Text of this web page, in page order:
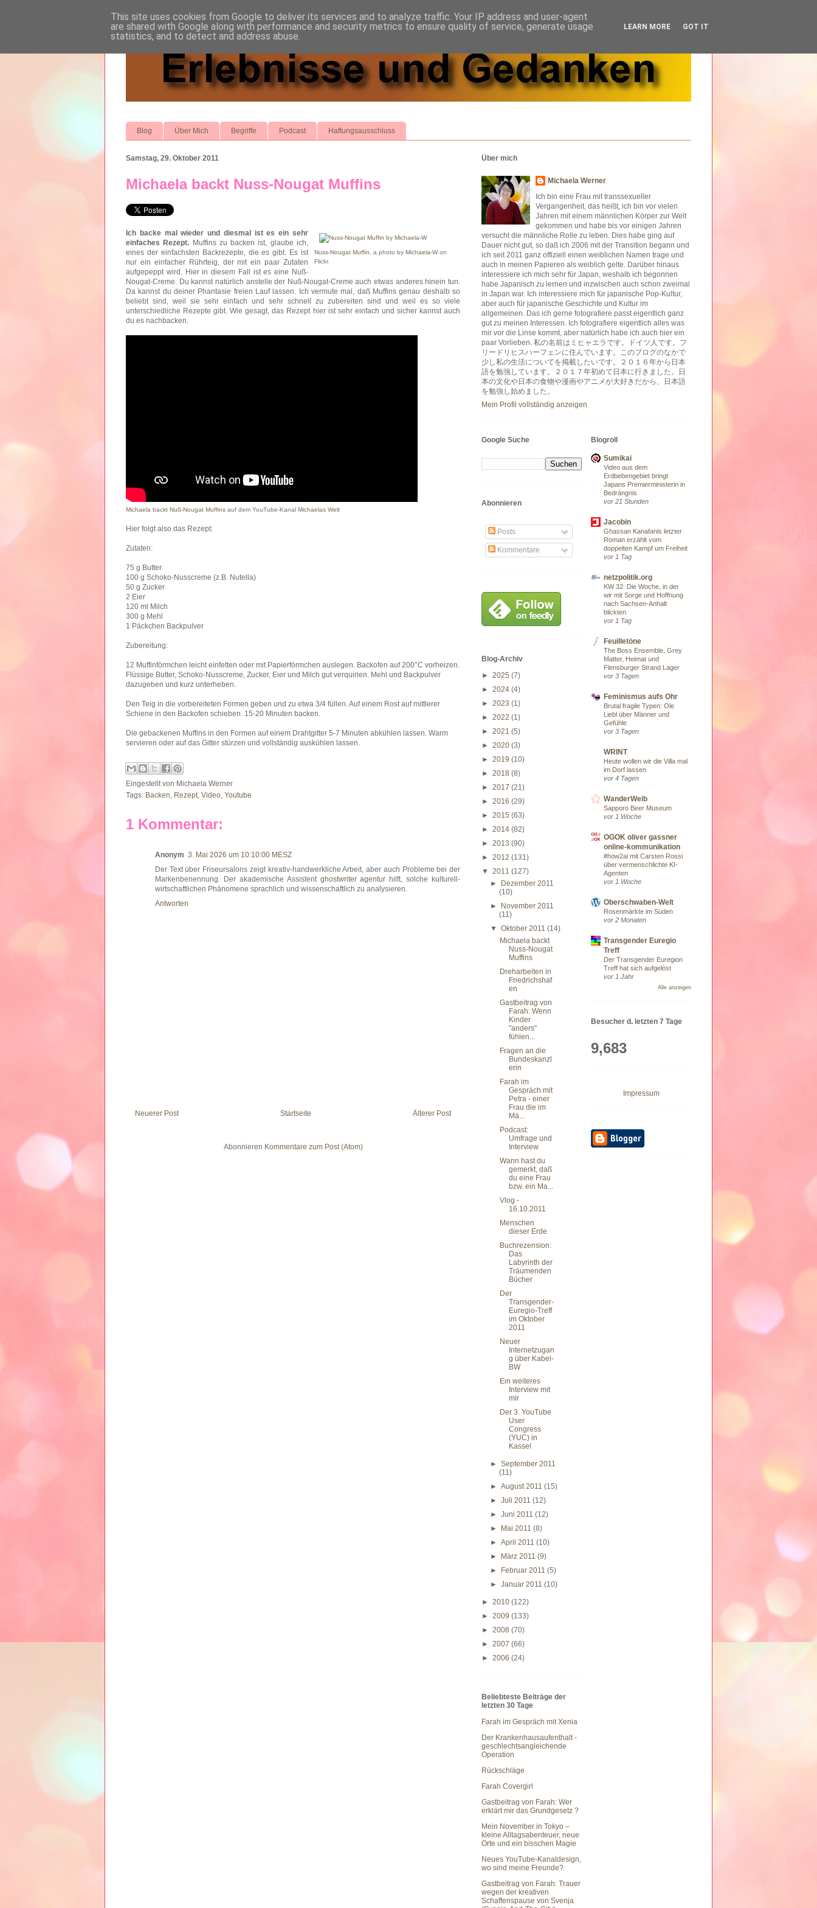
Blog Über Mich Begriffe Podcast Haftungsausschluss
Samstag, 29. Oktober 2011
Michaela backt Nuss-Nougat Muffins
Nuss-Nougat Muffin , a photo by Michaela-Won
Flickr.
Ich backe mal wieder und diesmal ist es ein sehr
einfaches Rezept. Muffins zu backen ist, glaube ich,
eines der einfachsten Backrezepte, die es gibt. Es ist
nur ein einfacher Rührteig, der mit ein paar Zutaten
aufgepeppt wird. Hier in diesem Fall ist es eine Nuß-
Nougat-Creme. Du kannst natürlich anstelle der Nuß-Nougat-Creme auch etwas anderes hinein tun.
Da kannst du deiner Phantasie freien Lauf lassen. Ich vermute mal, daß Muffins genau deshalb so
beliebt sind, weil sie sehr einfach und sehr schnell zu zubereiten sind und weil es so viele
unterschiedliche Rezepte gibt. Wie gesagt, das Rezept hier ist sehr einfach und sicher kannst auch
du es nachbacken.
Michaela backt Nuß-Nougat Muffins auf dem YouTube-Kanal Michaelas Welt
Hier folgt also das Rezept:
Zutaten:
75 g Butter
100 g Schoko-Nusscreme (z.B. Nutella)
50 g Zucker
2 Eier
120 ml Milch
300 g Mehl
1 Päckchen Backpulver
Zubereitung:
12 Muffinförmchen leicht einfetten oder mit Papierförmchen auslegen. Backofen auf 200°C vorheizen.
Flüssige Butter, Schoko-Nusscreme, Zucker, Eier und Milch gut verquirlen. Mehl und Backpulver
dazugeben und kurz unterheben.
Den Teig in die vorbereiteten Formen geben und zu etwa 3/4 füllen. Auf einem Rost auf mittlerer
Schiene in den Backofen schieben. 15-20 Minuten backen.
Die gebackenen Muffins in den Formen auf einem Drahtgitter 5-7 Minuten abkühlen lassen. Warm
servieren oder auf das Gitter stürzen und vollständig auskühlen lassen.
Eingestellt von Michaela Werner
Tags: Backen Rezept Video Youtube
1 Kommentar:
Anonym 3. Mai 2026 um 10:10:00 MESZ
Der Text über Friseursalons zeigt kreativ-handwerkliche Arbeit, aber auch Probleme bei der
Markenbenennung. Der akademische Assistent ghostwriter agentur hilft, solche kulturell-
wirtschaftlichen Phänomene sprachlich und wissenschaftlich zu analysieren.
Antworten
Neuerer Post Älterer Post
Startseite
Abonnieren Kommentare zum Post (Atom)
Über mich
Michaela Werner
Ich bin eine Frau mit transsexueller
Vergangenheit, das heißt, ich bin vor vielen
Jahren mit einem männlichen Körper zur Welt
gekommen und habe bis vor einigen Jahren
versucht die männliche Rolle zu leben. Dies habe ging auf
Dauer nicht gut, so daß ich 2006 mit der Transition begann und
ich seit 2011 ganz offiziell einen weiblichen Namen trage und
auch in meinen Papieren als weiblich gelte. Darüber hinaus
interessiere ich mich sehr für Japan, weshalb ich begonnen
habe Japanisch zu lernen und inzwischen auch schon zweimal
in Japan war. Ich interessiere mich für japanische Pop-Kultur,
aber auch für japanische Geschichte und Kultur im
allgemeinen. Das ich gerne fotografiere passt eigentlich ganz
gut zu meinen Interessen. Ich fotografiere eigentlich alles was
mir vor die Linse kommt, aber natürlich habe ich auch hier ein
paar Vorlieben. 私の名前はミヒャエラです。ドイツ人です。フ
リードリヒスハーフェンに住んでいます。このブログのなかで
少し私の生活についてを掲載したいです。２０１６年から日本
語を勉強しています。２０１７年初めて日本に行きました。日
本の文化や日本の食物や漫画やアニメが大好きだから、日本語
を勉強し始めました。
Mein Profil vollständig anzeigen
Google Suche
Abonnieren
Posts
Kommentare
Blog-Archiv
► 2025 (7)
► 2024 (4)
► 2023 (1)
► 2022 (1)
► 2021 (5)
► 2020 (3)
► 2019 (10)
► 2018 (8)
► 2017 (21)
► 2016 (29)
► 2015 (63)
► 2014 (82)
► 2013 (90)
► 2012 (131)
▼ 2011 (127)
►
Dezember 2011
(10)
►
November 2011
(11)
▼Oktober 2011(14)
Michaela backt
Nuss-Nougat
Muffins
Dreharbeiten in
Friedrichshaf
en
Gastbeitrag von
Farah: Wenn
Kinder
"anders"
fühlen...
Fragen an die
Bundeskanzl
erin
Farah im
Gespräch mit
Petra - einer
Frau die im
Mä...
Podcast:
Umfrage und
Interview
Wann hast du
gemerkt, daß
du eine Frau
bzw. ein Ma...
Vlog -
16.10.2011
Menschen
dieser Erde
Buchrezension:
Das
Labyrinth der
Träumenden
Bücher
Der
Transgender-
Euregio-Treff
im Oktober
2011
Neuer
Internetzugan
g über Kabel-
BW
Ein weiteres
Interview mit
mir
Der 3. YouTube
User
Congress
(YUC) in
Kassel
►September 2011
(11)
►August 2011(15)
►Juli 2011(12)
►Juni 2011(12)
►
Mai 2011(8)
►April 2011(10)
►
März 2011(9)
►
Februar 2011(5)
►Januar 2011(10)
► 2010 (122)
► 2009 (133)
► 2008 (70)
► 2007 (66)
► 2006 (24)
Beliebteste Beiträge der
letzten 30 Tage
Farah im Gespräch mit Xenia
Der Krankenhausaufenthalt -
geschlechtsangleichende
Operation
Rückschläge
Farah Covergirl
Gastbeitrag von Farah: Wer
erklärt mir das Grundgesetz ?
Mein November in Tokyo –
kleine Alltagsabenteuer, neue
Orte und ein bisschen Magie
Neues YouTube-Kanaldesign,
wo sind meine Freunde?
Gastbeitrag von Farah: Trauer
wegen der kreativen
Schaffenspause von Svenja
Blogroll
Sumikai
Video aus dem
Erdbebengebiet bringt
Japans Premierministerin in
Bedrängnis
vor 21 Stunden
Jacobin
Ghassan Kanafanis letzter
Roman erzählt vom
doppelten Kampf um Freiheit
vor 1 Tag
netzpolitik.org
KW 32: Die Woche, in der
wir mit Sorge und Hoffnung
nach Sachsen-Anhalt
blickten
vor 1 Tag
Feuilletöne
The Boss Ensemble, Grey
Matter, Heimat und
Flensburger Strand Lager
vor 3 Tagen
Feminismus aufs Ohr
Brutal fragile Typen: Ole
Liebl über Männer und
Gefühle
vor 3 Tagen
WRINT
Heute wollen wir die Villa mal
im Dorf lassen
vor 4 Tagen
WanderWeib
Sapporo Beer Museum
vor 1 Woche
OGOK oliver gassner
online-kommunikation
#how2ai mit Carsten Rossi
über vermenschlichte KI-
Agenten
vor 1 Woche
Oberschwaben-Welt
Rosenmärkte im Süden
vor 2 Monaten
Transgender Euregio
Treff
Der Transgender Euregion
Treff hat sich aufgelöst
vor 1 Jahr
Alle anzeigen
Besucher d. letzten 7 Tage
9,683
Impressum
This site uses cookies from Google to deliver its services and to analyze traffic. Your IP address and user-agent
are shared with Google along with performance and security metrics to ensure quality of service, generate usage
statistics, and to detect and address abuse.
LEARN MORE GOT IT